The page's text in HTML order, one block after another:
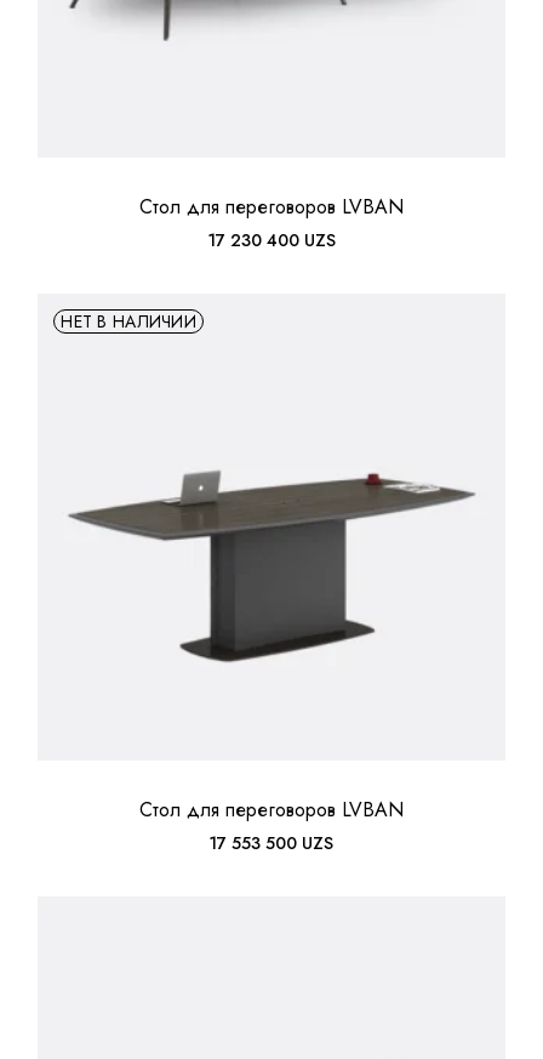
Стол для переговоров LVBAN
17 230 400 UZS
НЕТ В НАЛИЧИИ
Стол для переговоров LVBAN
17 553 500 UZS